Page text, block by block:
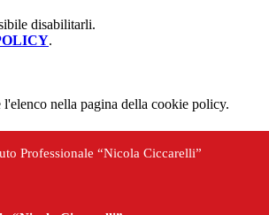
disabilitarli.
.
nella pagina della cookie policy.
Professionale “Nicola Ciccarelli”